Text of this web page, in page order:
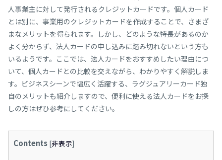
人事業主に対して発行されるクレジットカードです。個人カード
とは別に、事業用のクレジットカードを作成することで、さまざ
まなメリットを得られます。しかし、どのような特長があるのか
よく分からず、法人カードの申し込みに踏み切れないという方も
いるようです。ここでは、法人カードをおすすめしたい理由につ
いて、個人カードとの比較を交えながら、わかりやすく解説しま
す。ビジネスシーンで幅広く活躍する、ラグジュアリーカード独
自のメリットも紹介しますので、便利に使える法人カードをお探
しの方はぜひ参考にしてください。
Contents [非表示]